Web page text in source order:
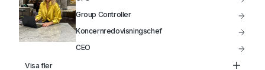
Group Controller
Koncernredovisningschef
CEO
Visa fler